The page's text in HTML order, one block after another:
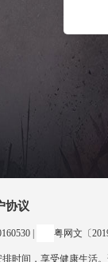
协议
| 粤网文〔
时间，享受健康生活